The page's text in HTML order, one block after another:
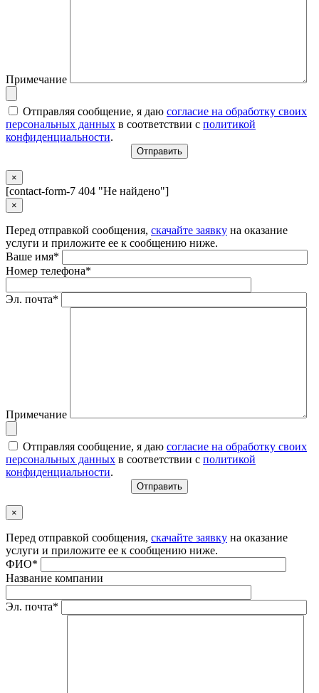
Примечание
Отправляя сообщение, я даю согласие на обработку своих
персональных данных в соответствии с политикой
конфиденциальности.
×
[contact-form-7 404 "Не найдено"]
×
Перед отправкой сообщения, скачайте заявку на оказание
услуги и приложите ее к сообщению ниже.
Ваше имя*
Номер телефона*
Эл. почта*
Примечание
Отправляя сообщение, я даю согласие на обработку своих
персональных данных в соответствии с политикой
конфиденциальности.
×
Перед отправкой сообщения, скачайте заявку на оказание
услуги и приложите ее к сообщению ниже.
ФИО*
Название компании
Эл. почта*